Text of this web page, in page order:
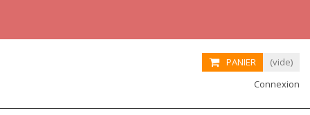
PANIER
(vide)
Connexion